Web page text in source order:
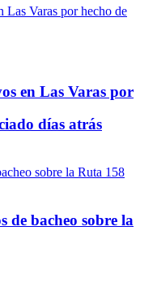
en Las Varas por
días atrás
de bacheo sobre la